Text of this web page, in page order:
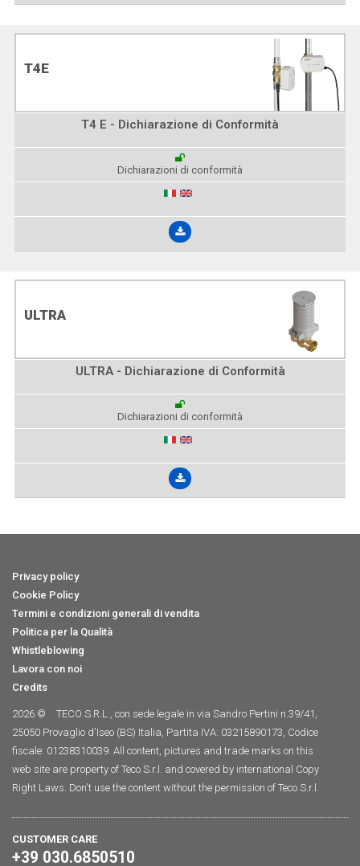
T4E
T4 E - Dichiarazione di Conformità
Dichiarazioni di conformità
ULTRA
ULTRA - Dichiarazione di Conformità
Dichiarazioni di conformità
Privacy policy
Cookie Policy
Termini e condizioni generali di vendita
Politica per la Qualità
Whistleblowing
Lavora con noi
Credits
2026 ©
TECO S.R.L., con sede legale in via Sandro Pertini n.39/41,
25050 Provaglio d'Iseo (BS) Italia, Partita IVA: 03215890173, Codice
fiscale: 01238310039. All content, pictures and trade marks on this
web site are property of Teco S.r.l. and covered by international Copy
Right Laws. Don't use the content without the permission of Teco S.r.l.
CUSTOMER CARE
+39 030.6850510